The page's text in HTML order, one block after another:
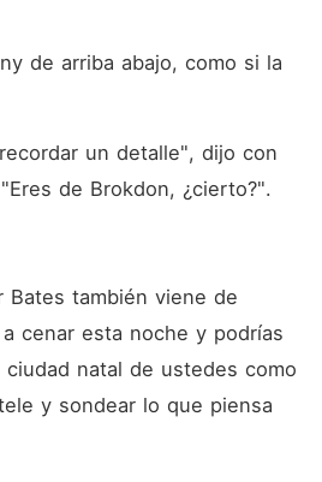
de arriba abajo, como si la
un detalle", dijo con
de Brokdon, ¿cierto?".
Bates también viene de
cenar esta noche y podrías
ciudad natal de ustedes como
y sondear lo que piensa